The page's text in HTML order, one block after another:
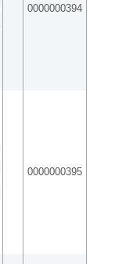
0000000394
0000000395